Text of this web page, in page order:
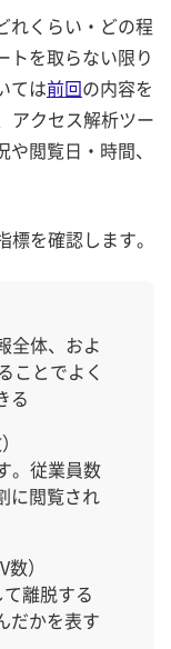
れくらい・どの程
トを取らない限り
ては前回の内容を
アクセス解析ツー
閲覧日・時間、
を確認します。
全体、およ
ことでよく
る
。従業員数
に閲覧され
）
離脱する
だかを表す